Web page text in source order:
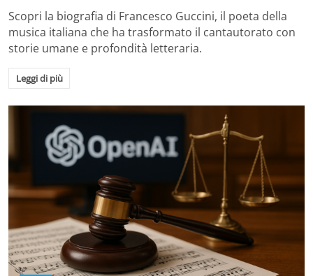
Scopri la biografia di Francesco Guccini, il poeta della
musica italiana che ha trasformato il cantautorato con
storie umane e profondità letteraria.
Leggi di più